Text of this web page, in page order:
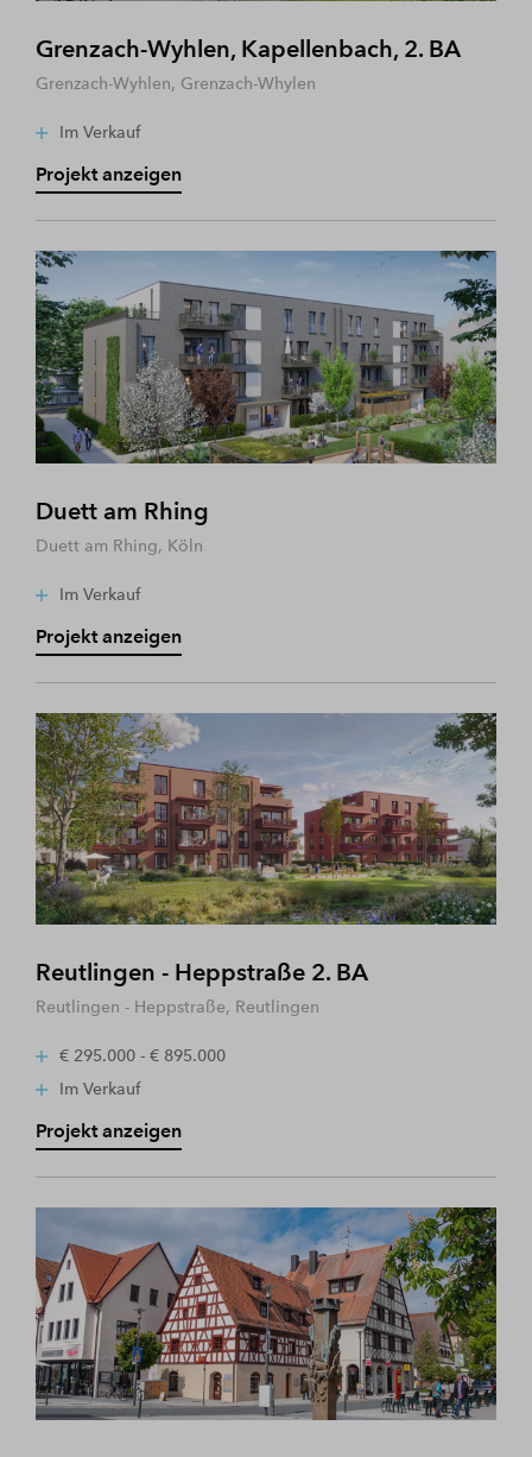
Grenzach-Wyhlen, Kapellenbach, 2. BA
Grenzach-Wyhlen, Grenzach-Whylen
Im Verkauf
Projekt anzeigen
Duett am Rhing
Duett am Rhing, Köln
Im Verkauf
Projekt anzeigen
Reutlingen - Heppstraße 2. BA
Reutlingen - Heppstraße, Reutlingen
€ 295.000 - € 895.000
Im Verkauf
Projekt anzeigen